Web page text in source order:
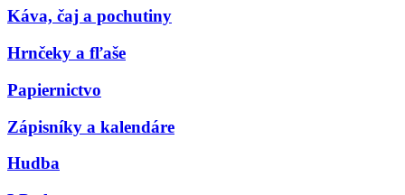
Káva, čaj a pochutiny
Hrnčeky a fľaše
Papiernictvo
Zápisníky a kalendáre
Hudba